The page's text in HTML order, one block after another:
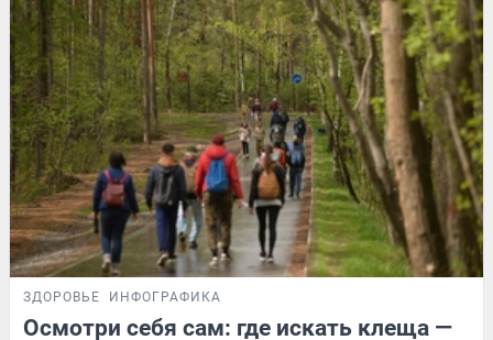
ЗДОРОВЬЕ ИНФОГРАФИКА
Осмотри себя сам: где искать клеща —